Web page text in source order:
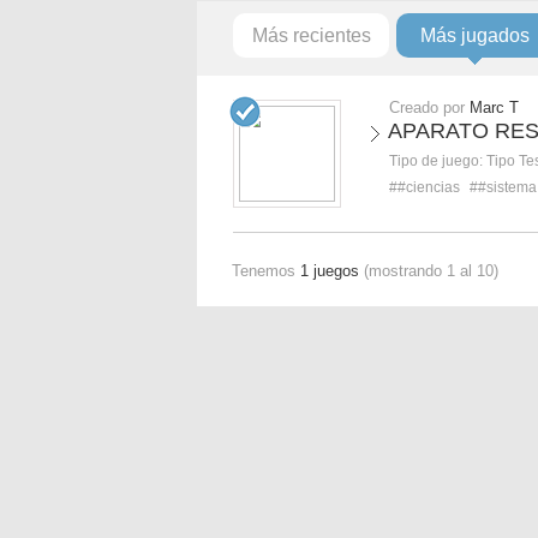
Más recientes Más jugados
Creado por Marc T
APARATO
Tipo de juego: Tipo
##ciencias ##sistema
Tenemos 1 juegos (mostrando 1 al 10)